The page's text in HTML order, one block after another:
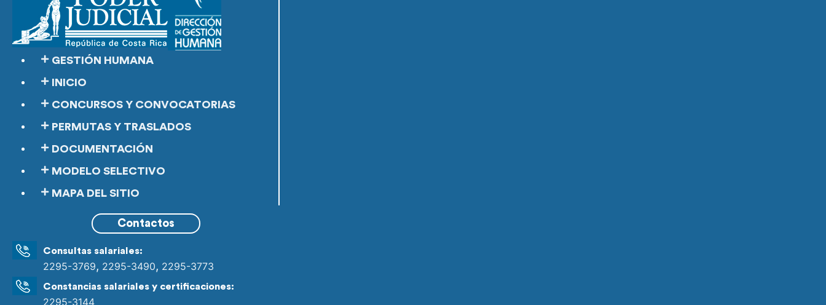
GESTIÓN HUMANA
INICIO
CONCURSOS Y CONVOCATORIAS
PERMUTAS Y TRASLADOS
DOCUMENTACIÓN
MODELO SELECTIVO
MAPA DEL SITIO
Contactos
Consultas salariales:
2295-3769, 2295-3490, 2295-3773
Constancias salariales y certificaciones:
2295-3144